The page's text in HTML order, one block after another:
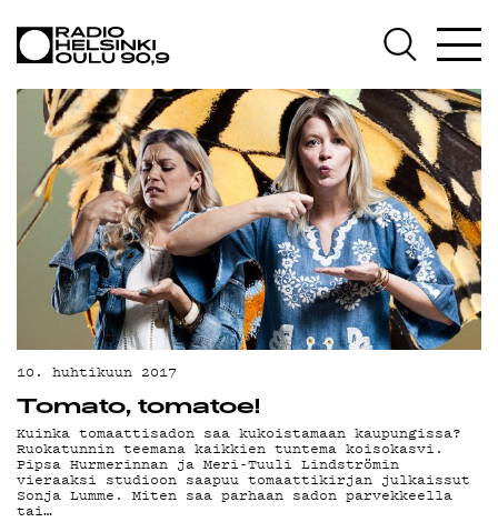
AJANKOHTAISTA
OHJELMAT
TEKIJÄT
ON-DEMAND
PODCAST
MAINOSTA
YHTEYSTIEDOT
G LIVELAB
YSTÄVÄKLUBI
TIETOSUOJA
10. huhtikuun 2017
Tomato, tomatoe!
Kuinka tomaattisadon saa kukoistamaan kaupungissa?
Ruokatunnin teemana kaikkien tuntema koisokasvi.
Pipsa Hurmerinnan ja Meri-Tuuli Lindströmin
vieraaksi studioon saapuu tomaattikirjan julkaissut
Sonja Lumme. Miten saa parhaan sadon parvekkeella
tai…